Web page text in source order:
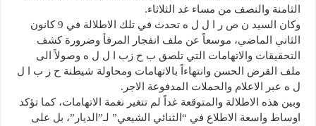
الثامنة والنصف من مساء غد الثلاثاء.
وكان السيد ن ص ر ا ل ل ه تحدث في تلك الاطلالة في 9 كانون
الثاني الماضي، موسعاً عن ملف انفجار المرفأ وضرورة كشف
التحقيقات والاتهامات التي تلصق ب ح زب ا ل ل ه وصولاً الى
ملف القرض الحسن وانتهاءاً بالاتهامات ومحاولة شيطنة ح ز ب ا ل
ل ه عبر الاعلام والحملات المدفوعة الاجر.
وبين هذه الاطلالة والمتوقعة غداً لم تتغير نغمة الاتهامات، كما تؤكد
اوساط واسعة الاطلاع في “الثنائي الشيعي” لـ”الديار”، بل على